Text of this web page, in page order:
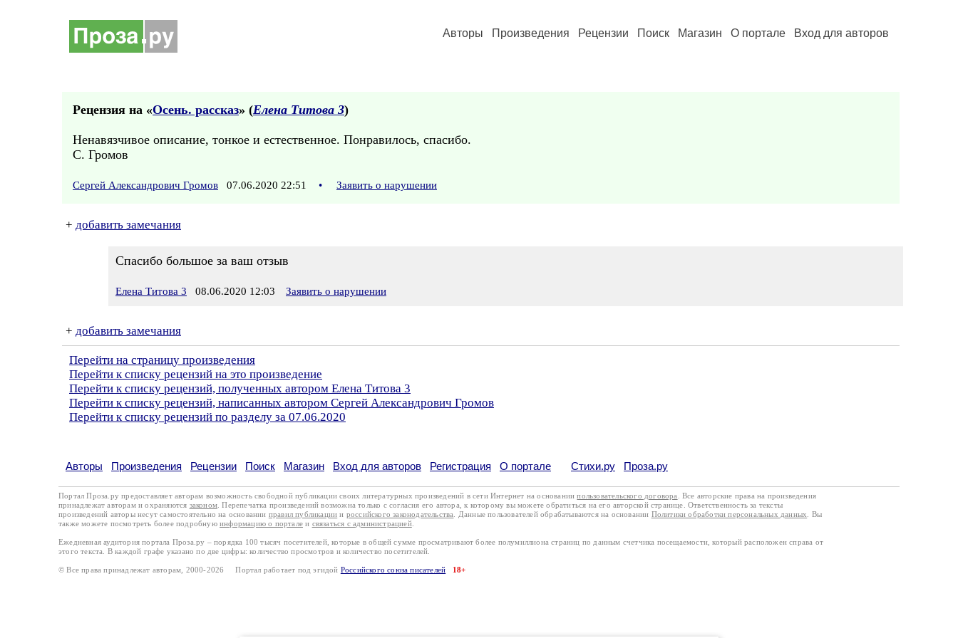
Авторы Произведения Рецензии Поиск Магазин О портале Вход для авторов
Рецензия на «Осень. рассказ» (Елена Титова 3)
Ненавязчивое описание, тонкое и естественное. Понравилось, спасибо.
С. Громов
Сергей Александрович Громов 07.06.2020 22:51 • Заявить о нарушении
+ добавить замечания
Спасибо большое за ваш отзыв
Елена Титова 3 08.06.2020 12:03 Заявить о нарушении
+ добавить замечания
Перейти на страницу произведения
Перейти к списку рецензий на это произведение
Перейти к списку рецензий, полученных автором Елена Титова 3
Перейти к списку рецензий, написанных автором Сергей Александрович Громов
Перейти к списку рецензий по разделу за 07.06.2020
Авторы Произведения Рецензии Поиск Магазин Вход для авторов Регистрация О портале Стихи.ру Проза.ру
Портал Проза.ру предоставляет авторам возможность свободной публикации своих литературных произведений в сети Интернет на основаниипользовательского договора
. Все авторские права на произведения
принадлежат авторам и охраняются законом . Перепечатка произведений возможна только с согласия его автора, к которому вы можете обратиться на его авторской странице. Ответственность за тексты
произведений авторы несут самостоятельно на основании правил публикации и российского законодательства . Данные пользователей обрабатываются на основании Политики обработки персональных данных
. Вы
также можете посмотреть более подробную информацию о портале и связаться с администрацией.
Ежедневная аудитория портала Проза.ру – порядка 100 тысяч посетителей, которые в общей сумме просматривают более полумиллиона страниц по данным счетчика посещаемости, который расположен справа от
этого текста. В каждой графе указано по две цифры: количество просмотров и количество посетителей.
© Все права принадлежат авторам, 2000-2026 Портал работает под эгидой Российского союза писателей 18+